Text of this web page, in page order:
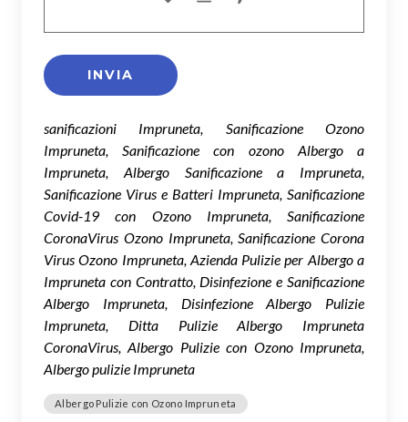
sanificazioni Impruneta, Sanificazione Ozono
Impruneta, Sanificazione con ozono Albergo a
Impruneta, Albergo Sanificazione a Impruneta,
Sanificazione Virus e Batteri Impruneta, Sanificazione
Covid-19 con Ozono Impruneta, Sanificazione
CoronaVirus Ozono Impruneta, Sanificazione Corona
Virus Ozono Impruneta, Azienda Pulizie per Albergo a
Impruneta con Contratto, Disinfezione e Sanificazione
Albergo Impruneta, Disinfezione Albergo Pulizie
Impruneta, Ditta Pulizie Albergo Impruneta
CoronaVirus, Albergo Pulizie con Ozono Impruneta,
Albergo pulizie Impruneta
Albergo Pulizie con Ozono Impruneta